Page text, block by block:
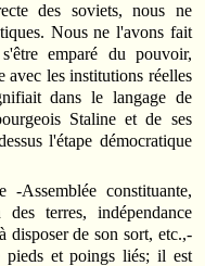
des soviets, nous ne
Nous ne l'avons fait
emparé du pouvoir,
avec les institutions réelles
dans le langage de
Staline et de ses
l'étape démocratique
-Assemblée constituante,
terres, indépendance
disposer de son sort, etc.,-
pieds et poings liés; il est